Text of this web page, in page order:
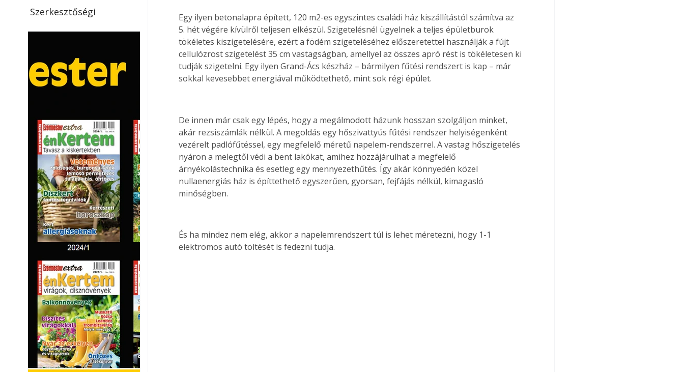
paradicsomot sokszor
gazdasági érettségben, azaz
Utóérik eközben, de nem lesz
olyan ízű, mint amit a saját
kertünkben, biológiai
tárolható h
Szerkesztőségi
Egy ilyen betonalapra épített, 120 m2-es egyszintes családi ház kiszállítástól számítva az
5. hét végére kívülről teljesen elkészül. Szigetelésnél ügyelnek a teljes épületburok
tökéletes kiszigetelésére, ezért a födém szigeteléséhez előszeretettel használják a fújt
cellulózrost szigetelést 35 cm vastagságban, amellyel az összes apró rést is tökéletesen ki
tudják szigetelni. Egy ilyen Grand-Ács készház – bármilyen fűtési rendszert is kap – már
sokkal kevesebbet energiával működtethető, mint sok régi épület.
De innen már csak egy lépés, hogy a megálmodott házunk hosszan szolgáljon minket,
akár rezsiszámlák nélkül. A megoldás egy hőszivattyús fűtési rendszer helyiségenként
vezérelt padló­fűtéssel, egy megfelelő méretű napelem-rendszerrel. A vastag hőszigetelés
nyáron a melegtől védi a bent lakókat, amihez hozzájárulhat a megfelelő
árnyékolástechnika és esetleg egy mennyezethűtés. Így akár könnyedén közel
nullaenergiás ház is építtethető egyszerűen, gyorsan, fejfájás nélkül, kimagasló
minőségben.
És ha mindez nem elég, akkor a napelemrendszert túl is lehet méretezni, hogy 1-1
elektromos autó töltését is fedezni tudja.